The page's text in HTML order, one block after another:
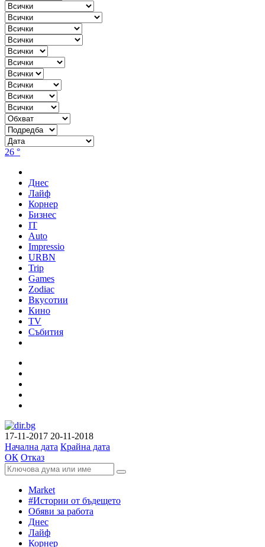
26 °
Днес
Лайф
Корнер
Бизнес
IT
Auto
Impressio
URBN
Trip
Games
Zodiac
Вкусотии
Кино
TV
Събития
17-11-2017 20-11-2018
Начална дата Крайна дата
ОК Отказ
Market
#Истории от бъдещето
Обяви за работа
Днес
Лайф
Корнер